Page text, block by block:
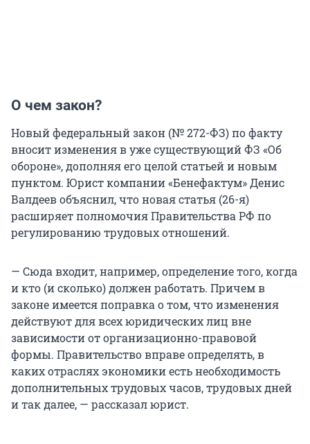
О чем закон?
Новый федеральный закон (№ 272-ФЗ) по факту
вносит изменения в уже существующий ФЗ «Об
обороне», дополняя его целой статьей и новым
пунктом. Юрист компании «Бенефактум» Денис
Валдеев объяснил, что новая статья (26-я)
расширяет полномочия Правительства РФ по
регулированию трудовых отношений.
— Сюда входит, например, определение того, когда
и кто (и сколько) должен работать. Причем в
законе имеется поправка о том, что изменения
действуют для всех юридических лиц вне
зависимости от организационно-правовой
формы. Правительство вправе определять, в
каких отраслях экономики есть необходимость
дополнительных трудовых часов, трудовых дней
и так далее, — рассказал юрист.